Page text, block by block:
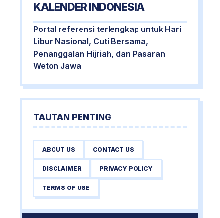
KALENDER INDONESIA
Portal referensi terlengkap untuk Hari
Libur Nasional, Cuti Bersama,
Penanggalan Hijriah, dan Pasaran
Weton Jawa.
TAUTAN PENTING
ABOUT US CONTACT US
DISCLAIMER PRIVACY POLICY
TERMS OF USE